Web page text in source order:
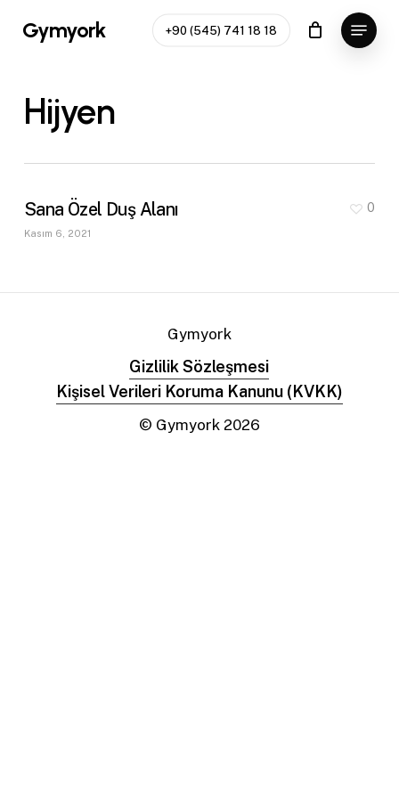
Gymyork +90 (545) 741 18 18
Menu
Hijyen
Sana Özel Duş Alanı
Kasım 6, 2021
0
Gymyork
Gizlilik Sözleşmesi
Kişisel Verileri Koruma Kanunu (KVKK)
© Gymyork 2026